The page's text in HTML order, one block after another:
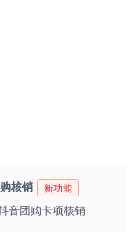
核销 新功能
音团购卡项核销